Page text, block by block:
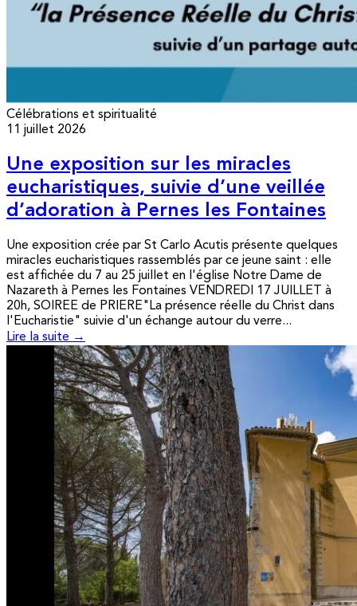
Célébrations et spiritualité
11 juillet 2026
Une exposition sur les miracles
eucharistiques, suivie d’une veillée
d’adoration à Pernes les Fontaines
Une exposition crée par St Carlo Acutis présente quelques
miracles eucharistiques rassemblés par ce jeune saint : elle
est affichée du 7 au 25 juillet en l'église Notre Dame de
Nazareth à Pernes les Fontaines VENDREDI 17 JUILLET à
20h, SOIREE de PRIERE"La présence réelle du Christ dans
l'Eucharistie" suivie d'un échange autour du verre...
Lire la suite →